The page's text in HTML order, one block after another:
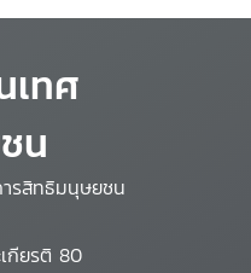
เทศ
น
รสิทธิมนุษยชน
กียรติ 80